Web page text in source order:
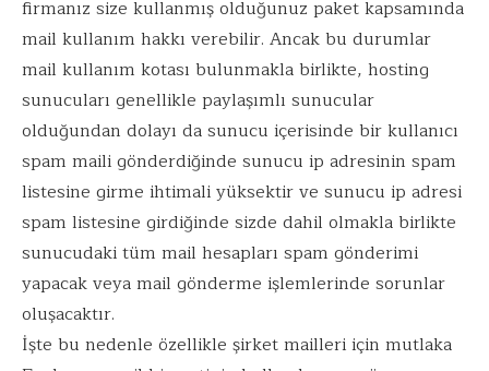
firmanız size kullanmış olduğunuz paket kapsamında
mail kullanım hakkı verebilir. Ancak bu durumlar
mail kullanım kotası bulunmakla birlikte, hosting
sunucuları genellikle paylaşımlı sunucular
olduğundan dolayı da sunucu içerisinde bir kullanıcı
spam maili gönderdiğinde sunucu ip adresinin spam
listesine girme ihtimali yüksektir ve sunucu ip adresi
spam listesine girdiğinde sizde dahil olmakla birlikte
sunucudaki tüm mail hesapları spam gönderimi
yapacak veya mail gönderme işlemlerinde sorunlar
oluşacaktır.
İşte bu nedenle özellikle şirket mailleri için mutlaka